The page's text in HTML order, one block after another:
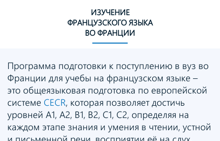
ИЗУЧЕНИЕ
ФРАНЦУЗСКОГО ЯЗЫКА
ВО ФРАНЦИИ
Программа подготовки к поступлению в вуз во
Франции для учебы на французском языке –
это общеязыковая подготовка по европейской
системе CECR, которая позволяет достичь
уровней A1, A2, B1, B2, C1, C2, определяя на
каждом этапе знания и умения в чтении, устной